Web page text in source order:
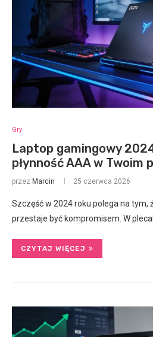
Gry
Laptop gamingowy
płynność AAA w Twoim
przez Marcin 25 czerwca 2026
Szczęść w 2024 roku polega na tym,
przestaje być kompromisem. W
CZYTAJ WIĘCEJ